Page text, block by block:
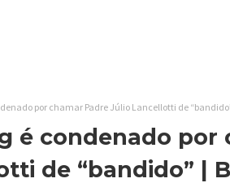
por chamar Padre Júlio Lancellotti de
é condenado por
de “bandido” |